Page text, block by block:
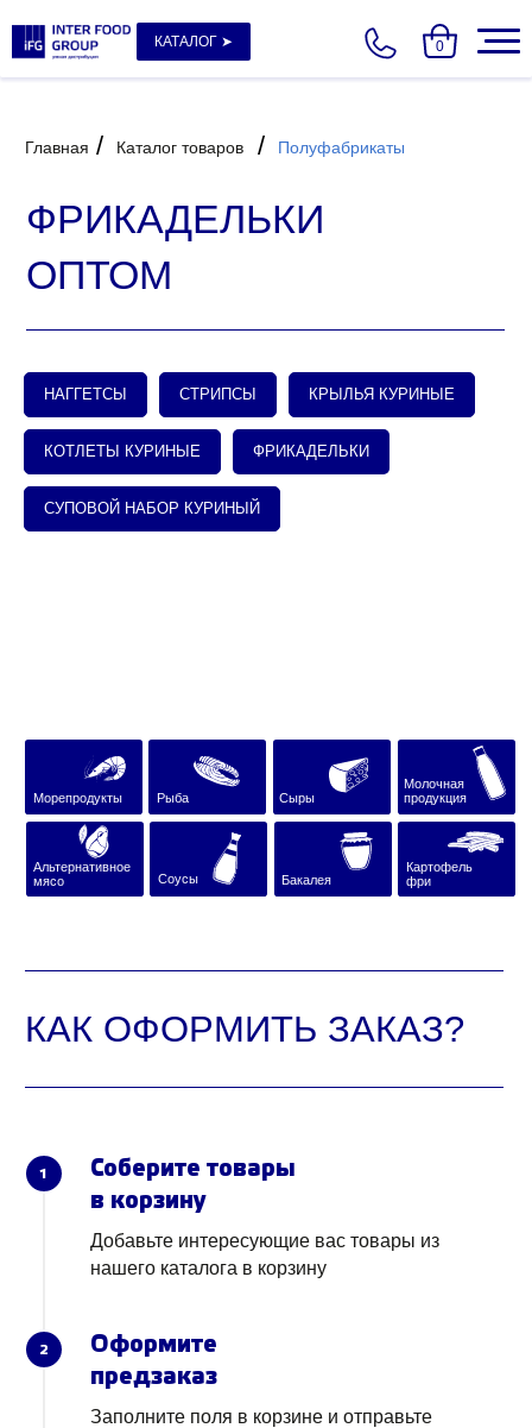
КАТАЛОГ ➤ 0
ФРИКАДЕЛЬКИ
НАГГЕТСЫ СТРИПСЫ КРЫЛЬЯ КУРИНЫЕ
КОТЛЕТЫ КУРИНЫЕ ФРИКАДЕЛЬКИ
СУПОВОЙ НАБОР КУРИНЫЙ
КАК ОФОРМИТЬ ЗАКАЗ?
1
Соберите товары
в корзину
Добавьте интересующие вас товары из
нашего каталога в корзину
2
Оформите
предзаказ
Заполните поля в корзине и отправьте